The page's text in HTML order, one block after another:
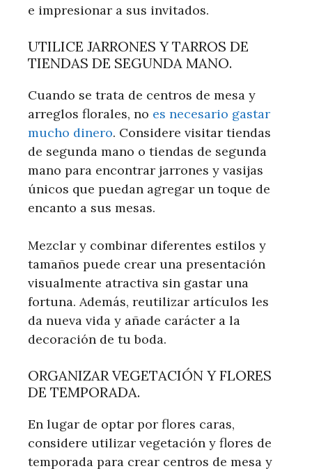
e impresionar a sus invitados.
UTILICE JARRONES Y TARROS DE
TIENDAS DE SEGUNDA MANO.
Cuando se trata de centros de mesa y
arreglos florales, no es necesario gastar
mucho dinero. Considere visitar tiendas
de segunda mano o tiendas de segunda
mano para encontrar jarrones y vasijas
únicos que puedan agregar un toque de
encanto a sus mesas.
Mezclar y combinar diferentes estilos y
tamaños puede crear una presentación
visualmente atractiva sin gastar una
fortuna. Además, reutilizar artículos les
da nueva vida y añade carácter a la
decoración de tu boda.
ORGANIZAR VEGETACIÓN Y FLORES
DE TEMPORADA.
En lugar de optar por flores caras,
considere utilizar vegetación y flores de
temporada para crear centros de mesa y